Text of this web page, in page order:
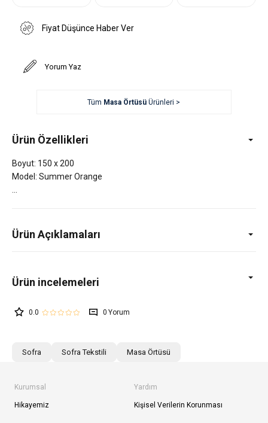
Fiyat Düşünce Haber Ver
Yorum Yaz
Tüm Masa Örtüsü Ürünleri >
Ürün Özellikleri
Boyut: 150 x 200
Model: Summer Orange
Ürün Açıklamaları
0.0 0
Sofra Sofra Tekstili Masa Örtüsü
Kurumsal
Hikayemiz
Yardım
Kişisel Verilerin Korunması